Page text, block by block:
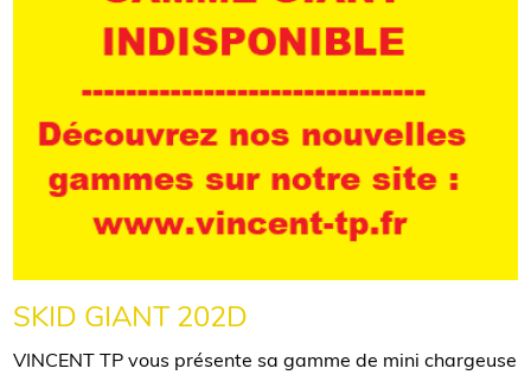
SKID GIANT 202D
VINCENT TP vous présente sa gamme de mini chargeuse